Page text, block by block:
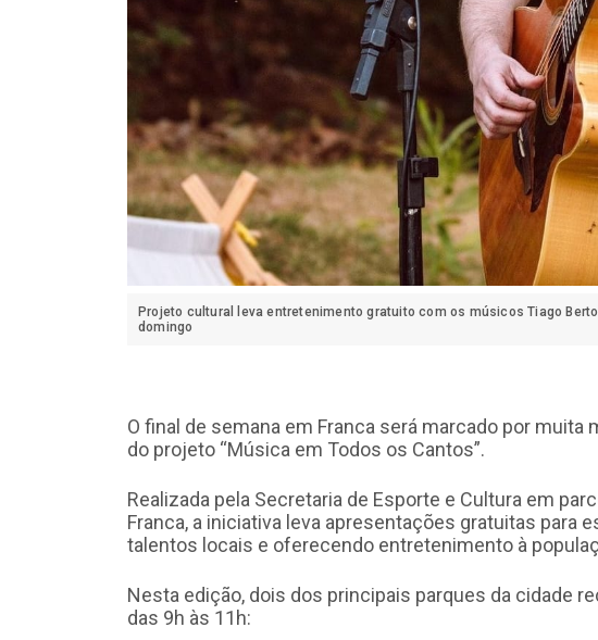
Projeto cultural leva entretenimento gratuito com os músicos Tiago
domingo
O final de semana em Franca será marcado por
do projeto “Música em Todos os Cantos”.
Realizada pela Secretaria de Esporte e Cultura em
Franca, a iniciativa leva apresentações gratuitas para
talentos locais e oferecendo entretenimento à
Nesta edição, dois dos principais parques da cidade
das 9h às 11h: